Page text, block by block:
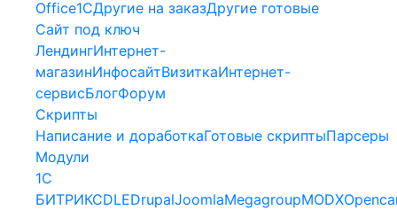
Office1СДругие на заказДругие готовые
Сайт под ключ
ЛендингИнтернет-
магазинИнфосайтВизиткаИнтернет-
сервисБлогФорум
Скрипты
Написание и доработкаГотовые скриптыПарсеры
Модули
1C
БИТРИКСDLEDrupalJoomlaMegagroupMODX